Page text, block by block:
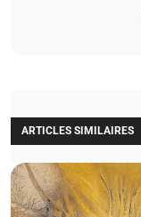
ARTICLES SIMILAIRES